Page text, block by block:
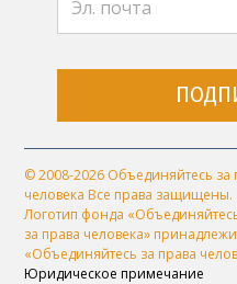
© 2008-2026 Объединяйтесь за
человека Все права защищены.
Логотип фонда
за права человека»
«Объединяйтесь за права
Юридическое примечание